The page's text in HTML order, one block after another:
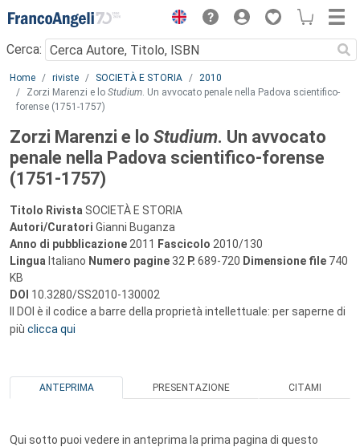
Menu
Cerca:
Main content
Home riviste SOCIETÀ E STORIA
2010
Zorzi Marenzi e lo Studium. Un avvocato penale nella Padova scientifico-
forense (1751-1757)
Zorzi Marenzi e lo Studium. Un avvocato
penale nella Padova scientifico-forense
(1751-1757)
Titolo Rivista SOCIETÀ E STORIA
Autori/Curatori Gianni Buganza
Anno di pubblicazione 2011 Fascicolo 2010/130
Lingua Italiano Numero pagine 32 P. 689-720 Dimensione file 740
KB
DOI 10.3280/SS2010-130002
Il DOI è il codice a barre della proprietà intellettuale: per saperne di
più clicca qui
ANTEPRIMA PRESENTAZIONE CITAMI
Qui sotto puoi vedere in anteprima la prima pagina di questo